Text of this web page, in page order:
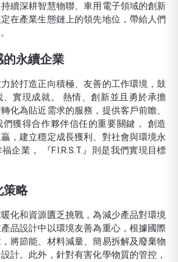
續深耕智慧物聯、車用電子領域的創新
在產業生態鏈上的領先地位，帶給人們
永續企業
於打造正向積極、友善的工作環境，鼓
實現成就。 熱情、創新並且勇於承擔
化為貼近需求的服務，提供客戶前瞻、
獲得合作夥伴信任的重要關鍵， 創造
，建立穩定成長獲利、對社會與環境永
企業， 『F.I.R.S.T.』則是我們實現目標
策略
化和資源匱乏挑戰，為減少產品對環境
品設計中以環境友善為重心，根據國際
將節能、材料減量、簡易拆解及廢棄物
計。此外，針對有害化學物質的管控，